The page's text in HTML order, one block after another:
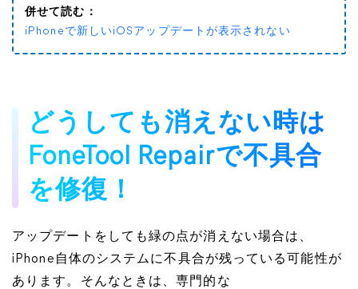
併せて読む：
iPhoneで新しいiOSアップデートが表示されない
どうしても消えない時は
FoneTool Repairで不具合
を修復！
アップデートをしても緑の点が消えない場合は、
iPhone自体のシステムに不具合が残っている可能性が
あります。そんなときは、専門的な